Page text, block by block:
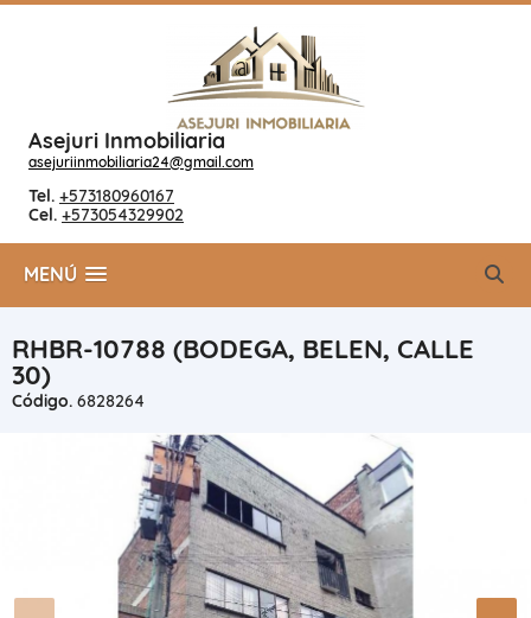
Asejuri Inmobiliaria
asejuriinmobiliaria24@gmail.com
Tel. +573180960167
Cel. +573054329902
MENÚ
RHBR-10788 (BODEGA, BELEN, CALLE
30)
Código. 6828264